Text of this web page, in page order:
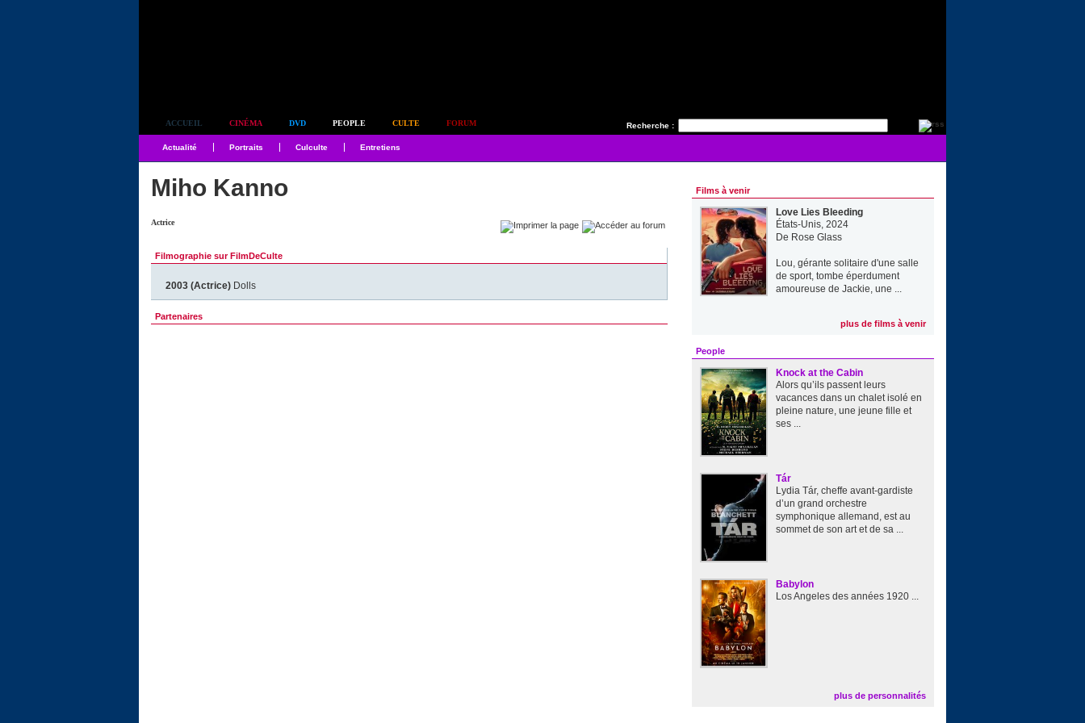
Recherche :
ACCUEIL CINÉMA DVD PEOPLE CULTE FORUM
Actualité Portraits Culculte Entretiens
Miho Kanno
Actrice
Filmographie sur FilmDeCulte
2003 (Actrice) Dolls
Partenaires
Films à venir
Love Lies Bleeding
États-Unis, 2024
De Rose Glass
Lou, gérante solitaire d'une salle
de sport, tombe éperdument
amoureuse de Jackie, une ...
plus de films à venir
People
Knock at the Cabin
Alors qu’ils passent leurs
vacances dans un chalet isolé en
pleine nature, une jeune fille et
ses ...
Tár
Lydia Tár, cheffe avant-gardiste
d’un grand orchestre
symphonique allemand, est au
sommet de son art et de sa ...
Babylon
Los Angeles des années 1920 ...
plus de personnalités